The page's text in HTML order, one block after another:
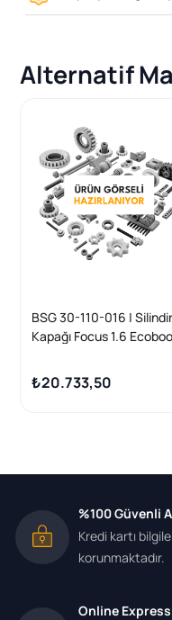
Alternatif
BSG 30-110-016 | Silindir
Kapağı Focus 1.6
₺20.733,50
%100 Güvenli
Kredi kartı
korunmaktadır.
Online Express